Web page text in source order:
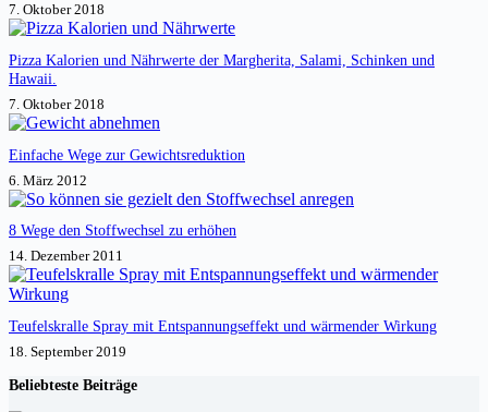
7. Oktober 2018
Pizza Kalorien und Nährwerte der Margherita, Salami, Schinken und
Hawaii.
7. Oktober 2018
Einfache Wege zur Gewichtsreduktion
6. März 2012
8 Wege den Stoffwechsel zu erhöhen
14. Dezember 2011
Teufelskralle Spray mit Entspannungseffekt und wärmender Wirkung
18. September 2019
Beliebteste Beiträge